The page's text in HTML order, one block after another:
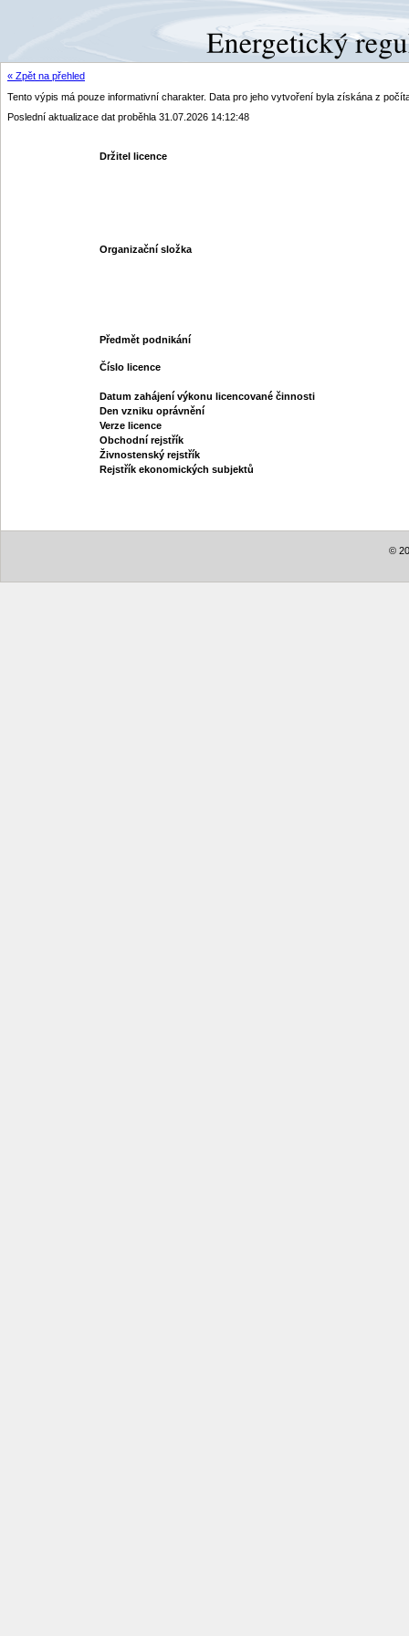
« Zpět na přehled
Tento výpis má pouze informativní charakter. Data pro jeho vytvoření byla získána z
Poslední aktualizace dat proběhla 31.07.2026 14:12:48
Držitel licence
Organizační složka
Předmět podnikání
Číslo licence
Datum zahájení výkonu licencované činnosti
Den vzniku oprávnění
Verze licence
Obchodní rejstřík
Živnostenský rejstřík
Rejstřík ekonomických subjektů
©